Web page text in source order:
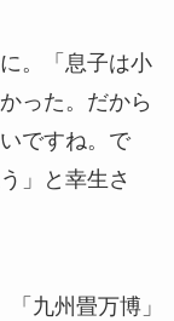
。「息子は小
った。だから
ですね。で
」と幸生さ
九州畳万博」